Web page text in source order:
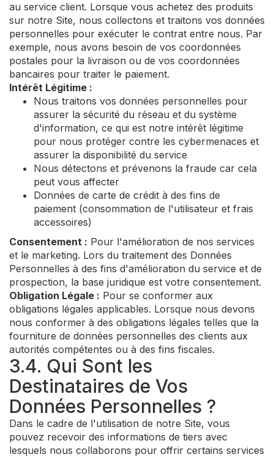
au service client. Lorsque vous achetez des produits
sur notre Site, nous collectons et traitons vos données
personnelles pour exécuter le contrat entre nous. Par
exemple, nous avons besoin de vos coordonnées
postales pour la livraison ou de vos coordonnées
bancaires pour traiter le paiement.
Intérêt Légitime :
Nous traitons vos données personnelles pour
assurer la sécurité du réseau et du système
d'information, ce qui est notre intérêt légitime
pour nous protéger contre les cybermenaces et
assurer la disponibilité du service
Nous détectons et prévenons la fraude car cela
peut vous affecter
Données de carte de crédit à des fins de
paiement (consommation de l'utilisateur et frais
accessoires)
Consentement : Pour l'amélioration de nos services
et le marketing. Lors du traitement des Données
Personnelles à des fins d'amélioration du service et de
prospection, la base juridique est votre consentement.
Obligation Légale : Pour se conformer aux
obligations légales applicables. Lorsque nous devons
nous conformer à des obligations légales telles que la
fourniture de données personnelles des clients aux
autorités compétentes ou à des fins fiscales.
3.4. Qui Sont les
Destinataires de Vos
Données Personnelles ?
Dans le cadre de l'utilisation de notre Site, vous
pouvez recevoir des informations de tiers avec
lesquels nous collaborons pour offrir certains services